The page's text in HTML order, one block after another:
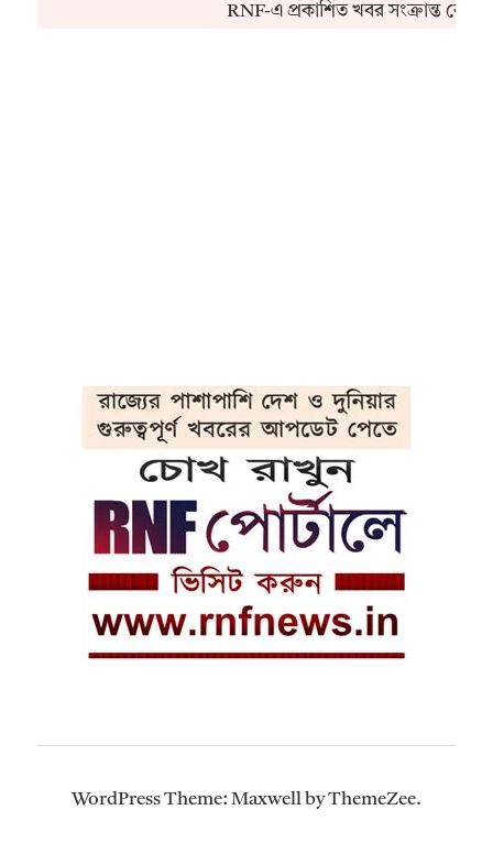
RNF-এ প্রকাশিত খবর সংক্রান্ত
WordPress Theme: Maxwell by ThemeZee.